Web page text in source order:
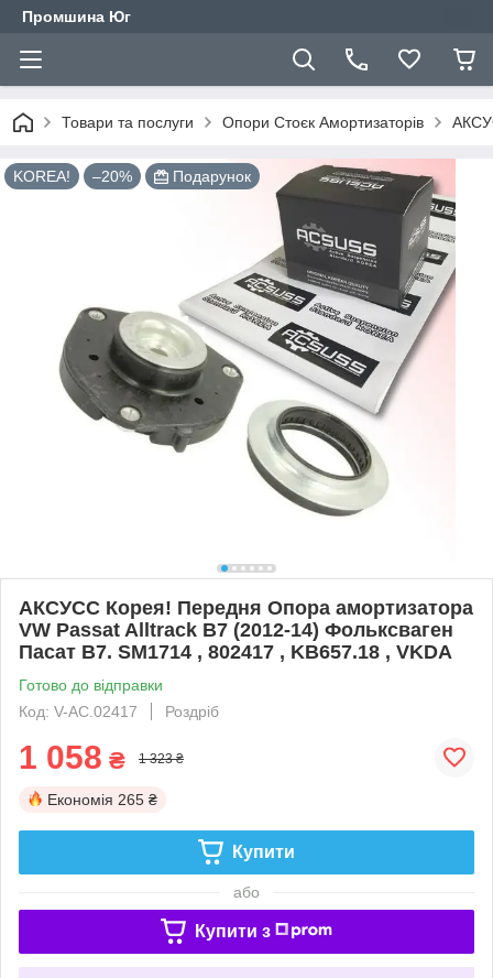
Промшина Юг
Товари та послуги Опори Стоєк Амортизаторів
KOREA! –20% Подарунок
АКСУСС Корея! Передня Опора амортизатора
VW Passat Alltrack B7 (2012-14) Фольксваген
Пасат B7. SM1714 , 802417 , KB657.18 , VKDA
Готово до відправки
Код: V-AC.02417
Роздріб
1 058 ₴ 1 323 ₴
Економія 265 ₴
Купити
або
Купити з